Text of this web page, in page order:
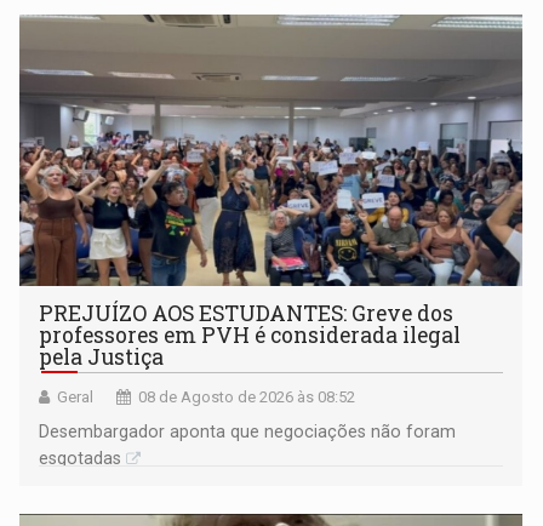
PREJUÍZO AOS ESTUDANTES: Greve dos
professores em PVH é considerada ilegal
pela Justiça
Geral 08 de Agosto de 2026 às 08:52
Desembargador aponta que negociações não foram
esgotadas